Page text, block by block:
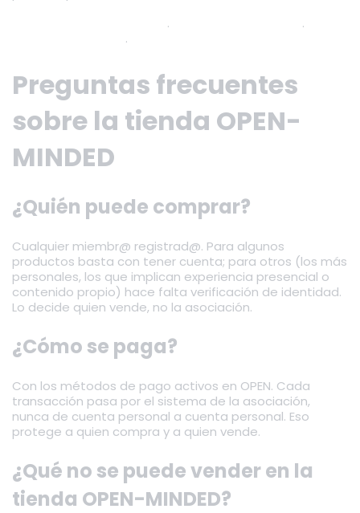
·
·
·
Preguntas frecuentes
sobre la tienda OPEN-
MINDED
¿Quién puede comprar?
Cualquier miembr@ registrad@. Para algunos
productos basta con tener cuenta; para otros (los más
personales, los que implican experiencia presencial o
contenido propio) hace falta verificación de identidad.
Lo decide quien vende, no la asociación.
¿Cómo se paga?
Con los métodos de pago activos en OPEN. Cada
transacción pasa por el sistema de la asociación,
nunca de cuenta personal a cuenta personal. Eso
protege a quien compra y a quien vende.
¿Qué no se puede vender en la
tienda OPEN-MINDED?